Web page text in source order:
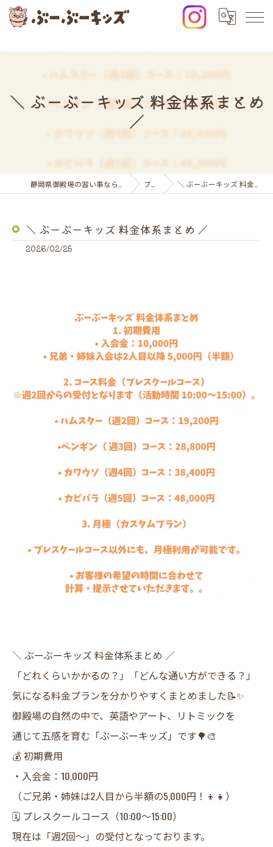
＼ ぶーぶーキッズ 料金体系まとめ
／
ブログ ＼ ぶーぶーキッズ 料金体系まとめ ／
＼ ぶーぶーキッズ 料金体系まとめ ／
2026/02/25
＼ ぶーぶーキッズ 料金体系まとめ ／
​「どれくらいかかるの？」「どんな通い方ができる？」
気になる料金プランを分かりやすくまとめました📝✨
​御殿場の自然の中で、英語やアート、リトミックを
通じて五感を育む「ぶーぶーキッズ」です🌳🎨
​💰 初期費用
・入会金：10,000円
（ご兄弟・姉妹は2人目から半額の5,000円！👦👧）
​🗓️ プレスクールコース（10:00〜15:00）
現在は「週2回〜」の受付となっております。